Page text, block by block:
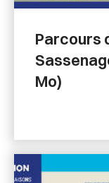
Parcours
Mo)